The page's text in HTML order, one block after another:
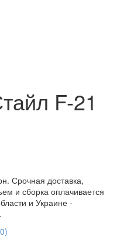
F-21
Срочная доставка,
и сборка оплачивается
и Украине -